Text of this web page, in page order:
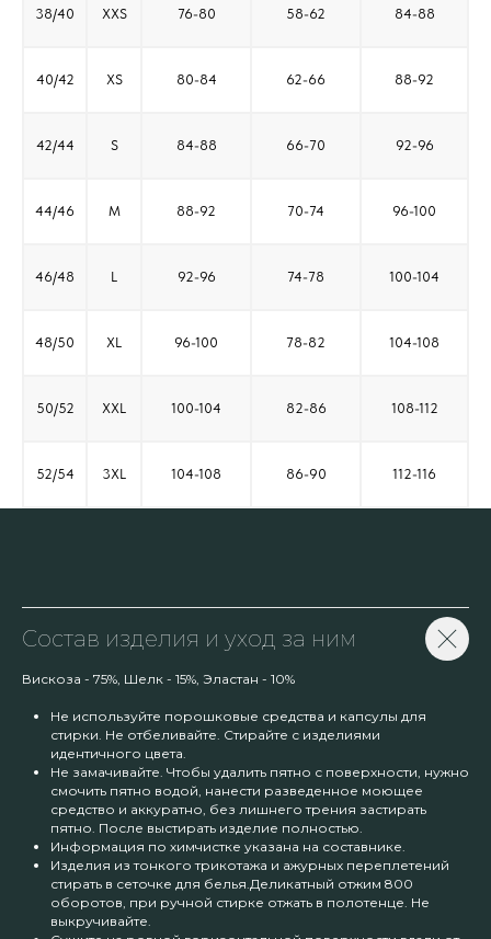
38/40 XXS 76-80 58-62 84-88
40/42 XS 80-84 62-66 88-92
42/44 S 84-88 66-70 92-96
44/46 M 88-92 70-74 96-100
46/48 L 92-96 74-78 100-104
48/50 XL 96-100 78-82 104-108
50/52 XXL 100-104 82-86 108-112
52/54 3XL 104-108 86-90 112-116
Состав изделия и уход за ним
Вискоза - 75%, Шелк - 15%, Эластан - 10%
Не используйте порошковые средства и капсулы для
стирки. Не отбеливайте. Стирайте с изделиями
идентичного цвета.
Не замачивайте. Чтобы удалить пятно с поверхности, нужно
смочить пятно водой, нанести разведенное моющее
средство и аккуратно, без лишнего трения застирать
пятно. После выстирать изделие полностью.
Информация по химчистке указана на составнике.
Изделия из тонкого трикотажа и ажурных переплетений
стирать в сеточке для белья.Деликатный отжим 800
оборотов, при ручной стирке отжать в полотенце. Не
выкручивайте.